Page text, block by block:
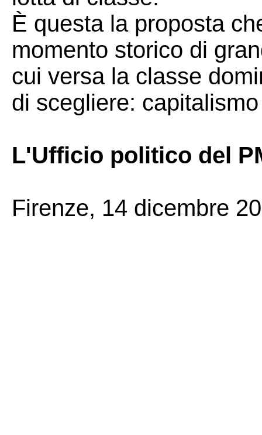
È questa la proposta
momento storico di
cui versa la classe
di scegliere:
L'Ufficio politico del
Firenze, 14 dicembre